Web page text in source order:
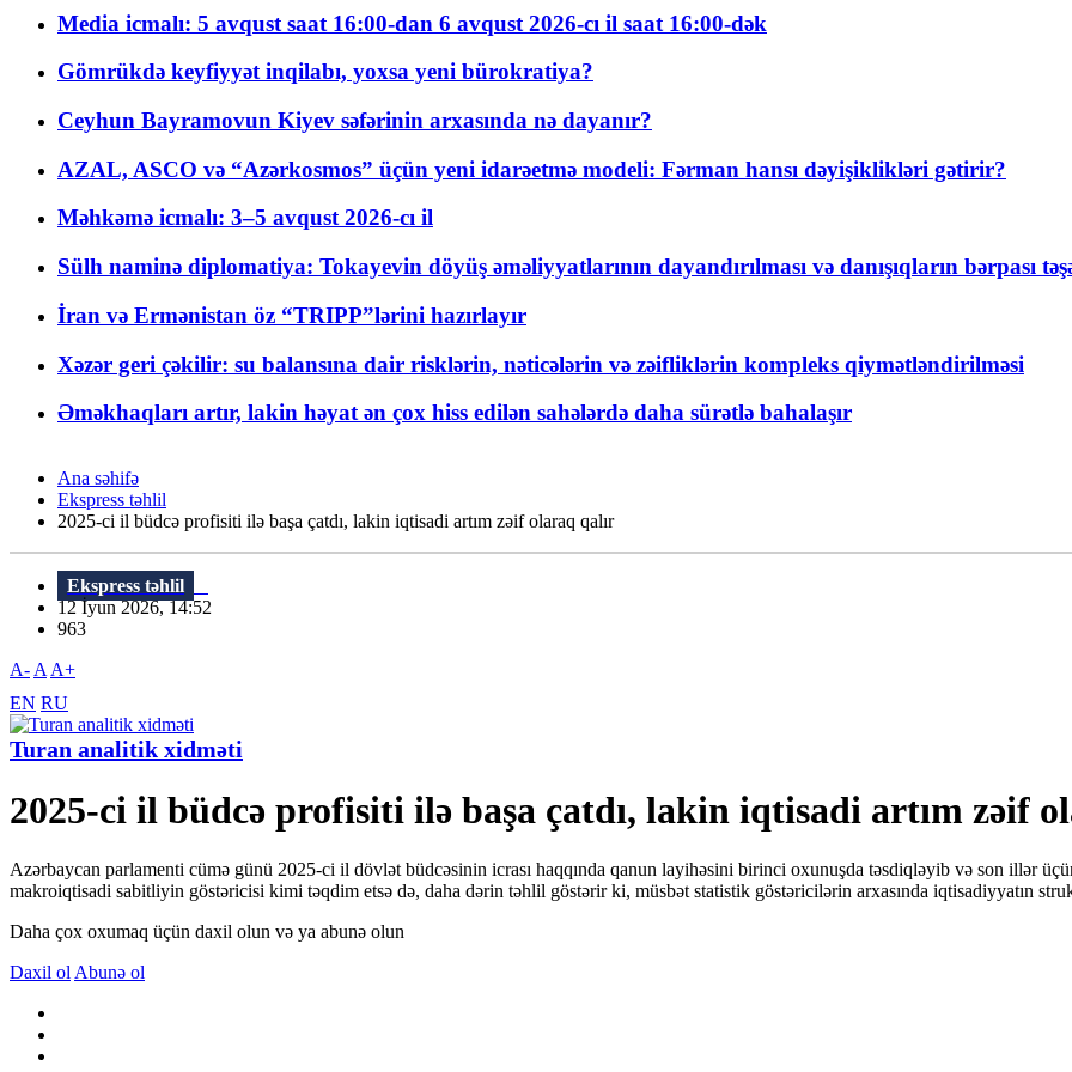
Media icmalı: 5 avqust saat 16:00-dan 6 avqust 2026-cı il saat 16:00-dək
Gömrükdə keyfiyyət inqilabı, yoxsa yeni bürokratiya?
Ceyhun Bayramovun Kiyev səfərinin arxasında nə dayanır?
AZAL, ASCO və “Azərkosmos” üçün yeni idarəetmə modeli: Fərman hansı dəyişiklikləri gətirir?
Məhkəmə icmalı: 3–5 avqust 2026-cı il
Sülh naminə diplomatiya: Tokayevin döyüş əməliyyatlarının dayandırılması və danışıqların bərpası
İran və Ermənistan öz “TRIPP”lərini hazırlayır
Xəzər geri çəkilir: su balansına dair risklərin, nəticələrin və zəifliklərin kompleks qiymətləndirilməsi
Əməkhaqları artır, lakin həyat ən çox hiss edilən sahələrdə daha sürətlə bahalaşır
Ana səhifə
Ekspress təhlil
2025-ci il büdcə profisiti ilə başa çatdı, lakin iqtisadi artım zəif olaraq qalır
Ekspress təhlil
12 İyun 2026, 14:52
963
A- A A+
EN RU
Turan analitik xidməti
2025-ci il büdcə profisiti ilə başa çatdı, lakin iqtisadi artım zəif
Azərbaycan parlamenti cümə günü 2025-ci il dövlət büdcəsinin icrası haqqında qanun layihəsini birinci oxunuşda təsdiqləyib və son illər
makroiqtisadi sabitliyin göstəricisi kimi təqdim etsə də, daha dərin təhlil göstərir ki, müsbət statistik göstəricilərin arxasında iqtisadiyyatın
Daha çox oxumaq üçün daxil olun və ya abunə olun
Daxil ol Abunə ol